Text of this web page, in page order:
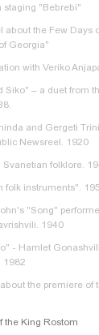
staging "Bebrebi"
about the Few Days
Georgia"
with Veriko
Siko" – a duet from
and Gergeti
Newsreel. 1920
Svanetian folklore.
folk instruments".
"Song"
1940
- Hamlet
1982
the premiere of
the King Rostom